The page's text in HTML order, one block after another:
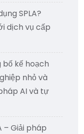
SPLA?
dịch vụ cấp
bố kế hoạch
nhỏ và
AI và tự
– Giải pháp